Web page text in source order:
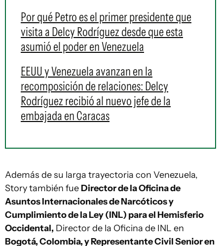
Por qué Petro es el primer presidente que
visita a Delcy Rodríguez desde que esta
asumió el poder en Venezuela
EEUU y Venezuela avanzan en la
recomposición de relaciones: Delcy
Rodríguez recibió al nuevo jefe de la
embajada en Caracas
Además de su larga trayectoria con Venezuela,
Story también fue Director de la Oficina de
Asuntos Internacionales de Narcóticos y
Cumplimiento de la Ley (INL) para el Hemisferio
Occidental, Director de la Oficina de INL en
Bogotá, Colombia, y Representante Civil Senior en